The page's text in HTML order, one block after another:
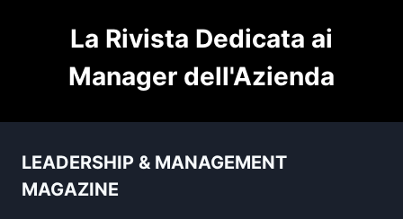
La Rivista Dedicata ai
Manager dell'Azienda
LEADERSHIP & MANAGEMENT
MAGAZINE